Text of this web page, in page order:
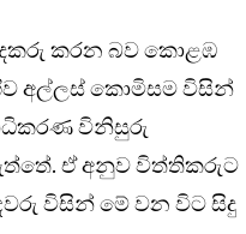
කරන බව කොළඹ
අල්ලස් කොමිසම විසින්
විනිසුරු
ඒ අනුව විත්තිකරුට
විසින් මේ වන විට සිදු